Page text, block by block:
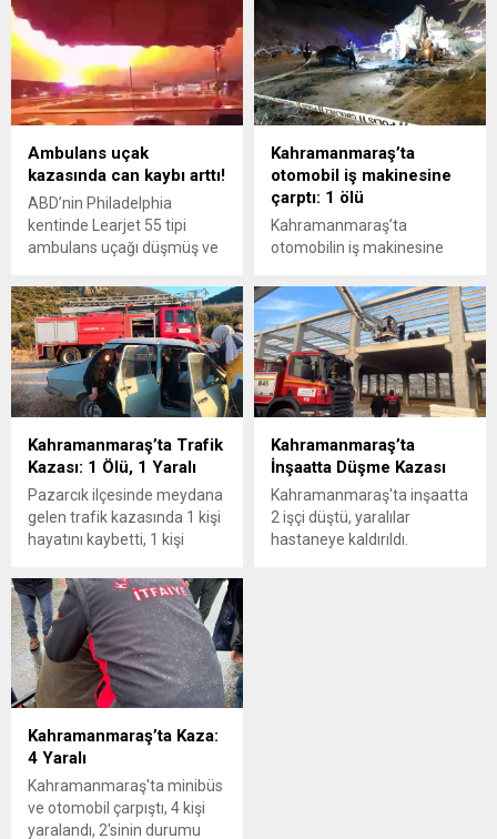
öldü, 6 kişi yaralandı.
Ambulans uçak
kazasında can kaybı arttı!
ABD’nin Philadelphia
kentinde Learjet 55 tipi
ambulans uçağı düşmüş ve
duyurulmuştu. Yaşanan
kazada hayatını
kaybedenlerin sayısı 7'ye
yükseldi.
Kahramanmaraş’ta
otomobil iş makinesine
çarptı: 1 ölü
Kahramanmaraş’ta
otomobilin iş makinesine
gelen kazada 1 kişi hayatını
kaybetti.
Kahramanmaraş’ta Trafik
Kazası: 1 Ölü, 1 Yaralı
Pazarcık ilçesinde meydana
gelen trafik kazasında 1 kişi
hayatını kaybetti, 1 kişi
Kahramanmaraş’ta
İnşaatta Düşme Kazası
Kahramanmaraş'ta inşaatta
2 işçi düştü, yaralılar
hastaneye kaldırıldı.
Kahramanmaraş’ta Kaza:
4 Yaralı
Kahramanmaraş'ta minibüs
ve otomobil çarpıştı, 4 kişi
yaralandı, 2'sinin durumu